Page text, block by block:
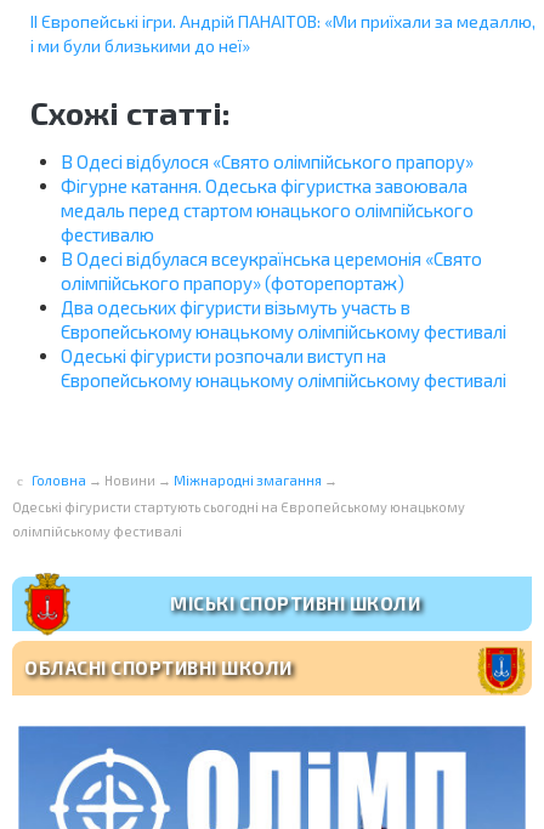
ІІ Європейські ігри. Андрій ПАНАІТОВ: «Ми приїхали за медаллю,
і ми були близькими до неї»
Схожі статті:
В Одесі відбулося «Свято олімпійського прапору»
Фігурне катання. Одеська фігуристка завоювала
медаль перед стартом юнацького олімпійського
фестивалю
В Одесі відбулася всеукраїнська церемонія «Свято
олімпійського прапору» (фоторепортаж)
Два одеських фігуристи візьмуть участь в
Європейському юнацькому олімпійському фестивалі
Одеські фігуристи розпочали виступ на
Європейському юнацькому олімпійському фестивалі
Головна → Новини → Міжнародні змагання →
Одеські фігуристи стартують сьогодні на Європейському юнацькому
олімпійському фестивалі
МІСЬКІ СПОРТИВНІ ШКОЛИ
ОБЛАСНІ СПОРТИВНІ ШКОЛИ